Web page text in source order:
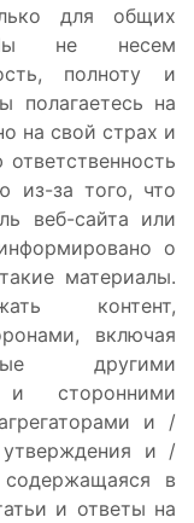
для общих
Мы не несем
полноту и
полагаетесь на
на свой страх и
из-за того, что
веб-сайта или
о
материалы.
контент,
включая
другими
и сторонними
и /
и /
в
и ответы на